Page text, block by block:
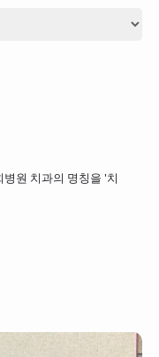
원 치과의 명칭을 '치